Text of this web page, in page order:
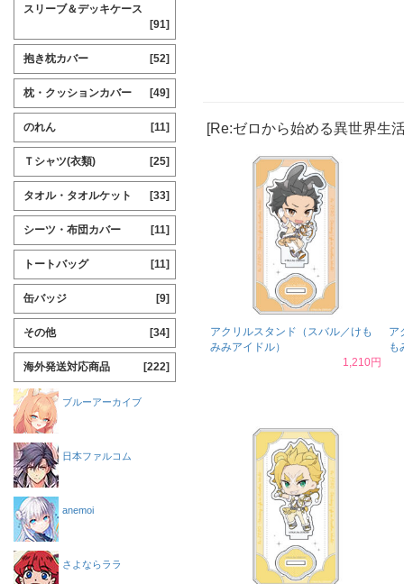
[Re:ゼロから始める異世界生
アクリルスタンド（スバル／けも
みみアイドル）
1,210円
ア
も
スリーブ＆デッキケース
[91]
抱き枕カバー [52]
枕・クッションカバー [49]
のれん [11]
Ｔシャツ(衣類) [25]
タオル・タオルケット [33]
シーツ・布団カバー [11]
トートバッグ [11]
缶バッジ [9]
その他 [34]
海外発送対応商品 [222]
ブルーアーカイブ
日本ファルコム
anemoi
さよならララ